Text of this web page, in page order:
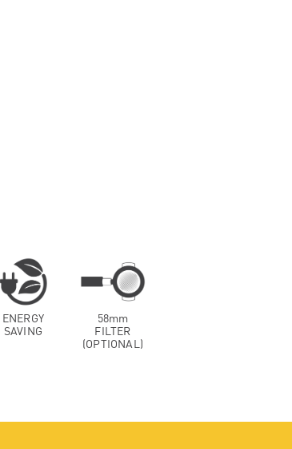
ENERGY
SAVING
58mm
FILTER
(OPTIONAL)